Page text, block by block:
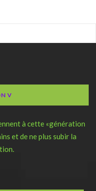
V
à cette «génération
et de ne plus subir la